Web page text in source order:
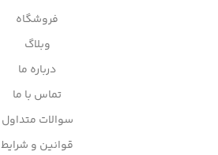
فروشگاه
وبلاگ
درباره ما
تماس با ما
سوالات متداول
قوانین و شرایط